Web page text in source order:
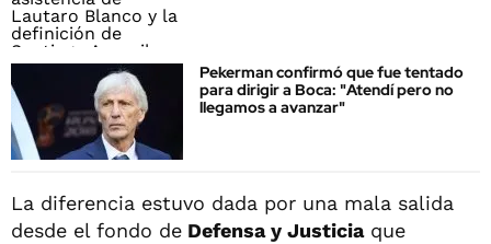
Pekerman confirmó que fue tentado
para dirigir a Boca: "Atendí pero no
llegamos a avanzar"
La diferencia estuvo dada por una mala salida
desde el fondo de Defensa y Justiciaque